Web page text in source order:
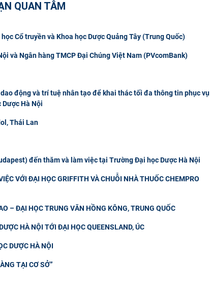
QUAN TÂM
Cổ truyền và Khoa học Dược Quảng Tây (Trung Quốc)
và Ngân hàng TMCP Đại Chúng Việt Nam (PVcomBank)
động và trí tuệ nhân tạo để khai thác tối đa thông tin phục vụ
Hà Nội
Thái Lan
đến thăm và làm việc tại Trường Đại học Dược Hà Nội
VỚI ĐẠI HỌC GRIFFITH VÀ CHUỖI NHÀ THUỐC CHEMPRO
– ĐẠI HỌC TRUNG VĂN HỒNG KÔNG, TRUNG QUỐC
HÀ NỘI TỚI ĐẠI HỌC QUEENSLAND, ÚC
DƯỢC HÀ NỘI
TẠI CƠ SỞ”